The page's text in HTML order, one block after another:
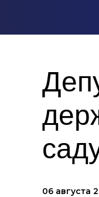
06 августа